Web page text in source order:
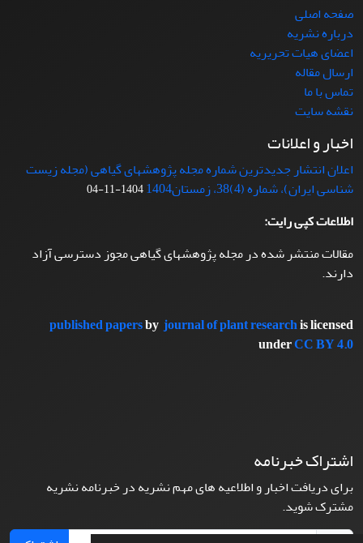
صفحه اصلی
درباره نشریه
اعضای هیات تحریریه
ارسال مقاله
تماس با ما
نقشه سایت
اخبار و اعلانات
اعلان انتشار جدیدترین شماره مجله پژوهشهای گیاهی (مجله زیست
شناسی ایران)، شماره (4)38، زمستان1404
1404-11-04
اطلاعات کپی رایت:
مقالات منتشر شده در مجله پژوهشهای گیاهی مجوز دسترسی آزاد
دارند.
published papersbyjournal of plant researchis licensed
underCC BY 4.0
اشتراک خبرنامه
برای دریافت اخبار و اطلاعیه های مهم نشریه در خبرنامه نشریه
مشترک شوید.